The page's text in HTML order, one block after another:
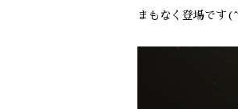
まもなく登場です